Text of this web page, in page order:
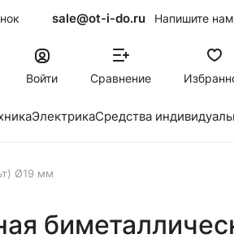
sale@ot-i-do.ru Напишите нам
Войти Сравнение
ЭлектрикаСредства
Ø19 мм